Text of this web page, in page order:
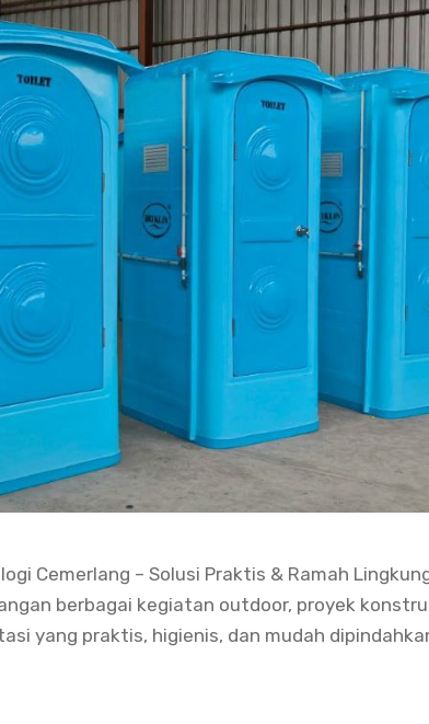
Cemerlang – Solusi Praktis & Ramah
berbagai kegiatan outdoor, proyek
yang praktis, higienis, dan mudah